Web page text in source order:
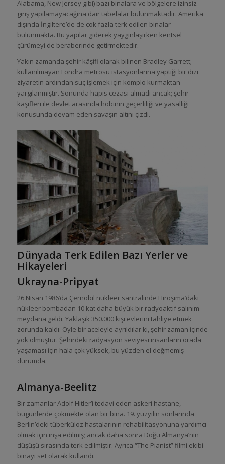
Alabama, New Jersey gibi) bazı binalara ve bölgelere izinsiz
giriş yapılamayacağına dair tabelalar bulunmaktadır. Amerika
dışında İngiltere’de de çok fazla terk edilen binalar
bulunmakta. Bu yapılar giderek yaygınlaşırken kentsel
çürümeyi de beraberinde getirmektedir.
Yakın zamanda şehir kâşifi olarak bilinen Bradley Garrett;
kullanılmayan Londra metrosu istasyonlarına yaptığı bir dizi
ziyaretin ardından suç işlemek için komplo kurmaktan
yargılanmıştır. Sonunda hapis cezası almadı ancak; şehir
kaşifleri ile devlet arasında hobinin geçerliliği ve yasallığı
konusunda devam eden savaşın altını çizdi.
Dünyada Terk Edilen Bazı Yerler ve
Hikayeleri
Ukrayna-Pripyat
26 Nisan 1986’da Çernobil nükleer santralinde Hiroşima’daki
nükleer bombadan 10 kat daha büyük bir radyoaktif salınım
meydana geldi. Yaklaşık 350.000 kişi evlerini tahliye etmek
zorunda kaldı. Öyle bir aceleyle ayrıldılar ki, şehir zaman içinde
yok olmuştur. Şehirdeki radyasyon seviyesi insanların orada
yaşaması için hala çok yüksek, bu yüzden el değmemiş
durumda.
Almanya-Beelitz
Bir zamanlar Adolf Hitler’i tedavi eden askeri hastane,
bugünlerde çökmekte olan bir bina. 19. yüzyılın sonlarında
Berlin’deki tüberküloz hastalarının rehabilitasyonuna yardımcı
olmak için inşa edilmiş; ancak daha sonra Doğu Almanya’nın
düşüşü sırasında terk edilmiştir. Ayrıca “The Pianist” filmi ekibi
binayı set olarak kullandı.